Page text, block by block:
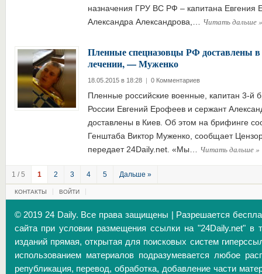
назначения ГРУ ВС РФ – капитана Евгения
Александра Александрова,… Читать дальше»
Пленные спецназовцы РФ доставлены в
лечении, — Муженко
18.05.2015 в 18:28 | 0 Комментариев
Пленные российские военные, капитан 3-й
России Евгений Ерофеев и сержант
доставлены в Киев. Об этом на брифинге
Генштаба Виктор Муженко, сообщает
передает 24Daily.net. «Мы… Читать дальше»
1 / 5 1 2 3 4 5 Дальше »
КОНТАКТЫ ВОЙТИ
© 2019 24 Daily. Все права защищены | Разрешается
сайта при условии размещения ссылки на "24Daily.net" в
изданий прямая, открытая для поисковых систем
использованием материалов подразумевается любое
републикация, перевод, обработка, добавление части